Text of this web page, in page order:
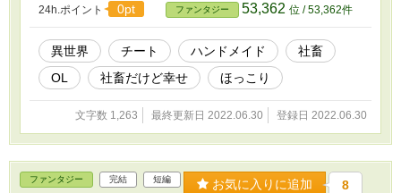
24h.ポイント 0pt ファンタジー 53,362 位 / 53,362件
異世界 チート ハンドメイド
社畜
OL
社畜だけど幸せ ほっこり
文字数 1,263 最終更新日 2022.06.30 登録日 2022.06.30
ファンタジー 完結 短編 お気に入りに追加 8